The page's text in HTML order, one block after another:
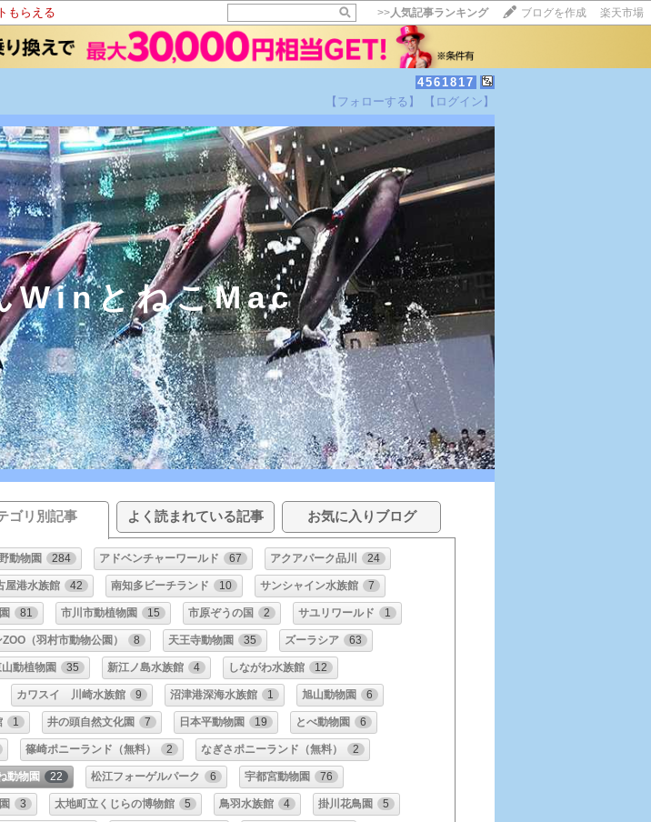
もらえる >>人気記事ランキング ブログを作成 楽天市場
4561817
【フォローする】 【ログイン】
WinとねこMac
ゴリ別記事 よく読まれている記事 お気に入りブログ
動物園 284 アドベンチャーワールド 67 アクアパーク品川 24
屋港水族館 42 南知多ビーチランド 10 サンシャイン水族館 7
81 市川市動植物園 15 市原ぞうの国 2 サユリワールド 1
（羽村市動物公園） 8 天王寺動物園 35 ズーラシア 63
動植物園 35 新江ノ島水族館 4 しながわ水族館 12
カワスイ 川崎水族館 9 沼津港深海水族館 1 旭山動物園 6
1 井の頭自然文化園 7 日本平動物園 19 とべ動物園 6
篠崎ポニーランド（無料） 2 なぎさポニーランド（無料） 2
動物園 22 松江フォーゲルパーク 6 宇都宮動物園 76
3 太地町立くじらの博物館 5 鳥羽水族館 4 掛川花鳥園 5